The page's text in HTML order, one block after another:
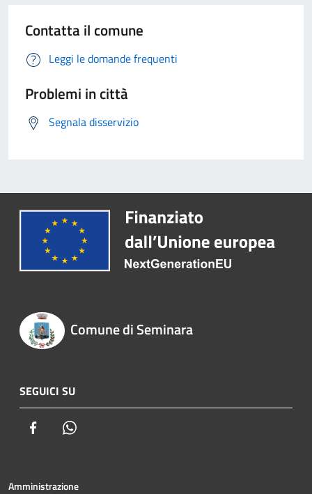
Contatta il comune
Leggi le domande frequenti
Problemi in città
Segnala disservizio
Comune di Seminara
SEGUICI SU
Facebook
Amministrazione